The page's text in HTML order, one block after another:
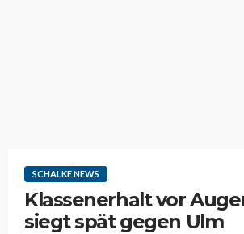
SCHALKE NEWS
Klassenerhalt vor
siegt spät gegen Ulm